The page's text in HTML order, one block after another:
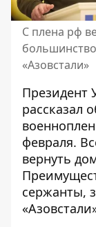
С плена рф
«Азовстали»
Президент
рассказал
февраля.
вернуть
сержанты,